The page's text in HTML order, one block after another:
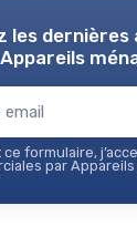
les
Appareils
formulaire,
par